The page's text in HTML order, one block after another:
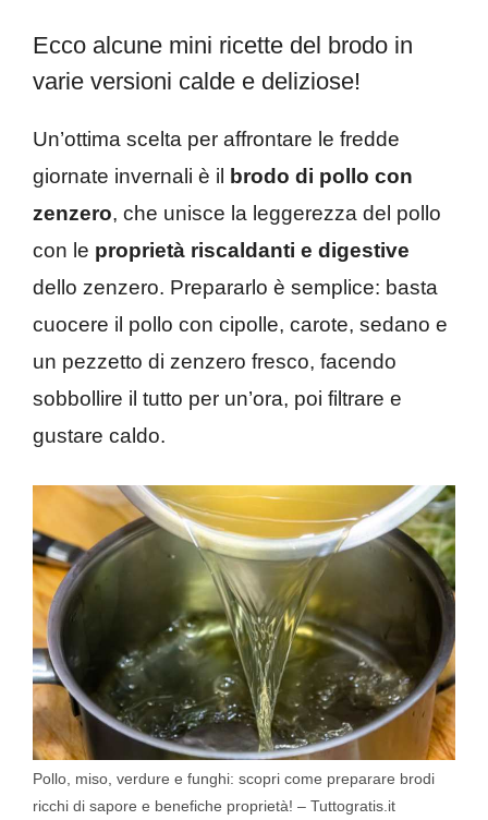
Ecco alcune mini ricette del brodo in
varie versioni calde e deliziose!
Un’ottima scelta per affrontare le fredde
giornate invernali è il brodo di pollo con
zenzero, che unisce la leggerezza del pollo
con le proprietà riscaldanti e digestive
dello zenzero. Prepararlo è semplice: basta
cuocere il pollo con cipolle, carote, sedano e
un pezzetto di zenzero fresco, facendo
sobbollire il tutto per un’ora, poi filtrare e
gustare caldo.
Pollo, miso, verdure e funghi: scopri come preparare brodi
ricchi di sapore e benefiche proprietà! – Tuttogratis.it